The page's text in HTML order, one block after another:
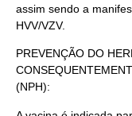
assim sendo a
HVV/VZV.
PREVENÇÃO DO
(NPH):